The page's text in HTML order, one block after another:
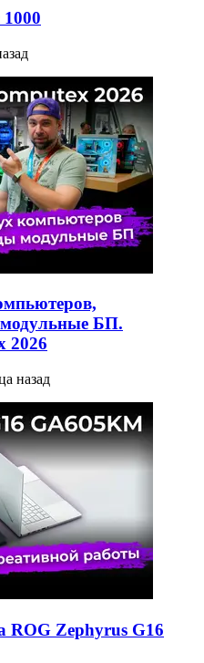
БП.
2026
назад
ROG Zephyrus G16